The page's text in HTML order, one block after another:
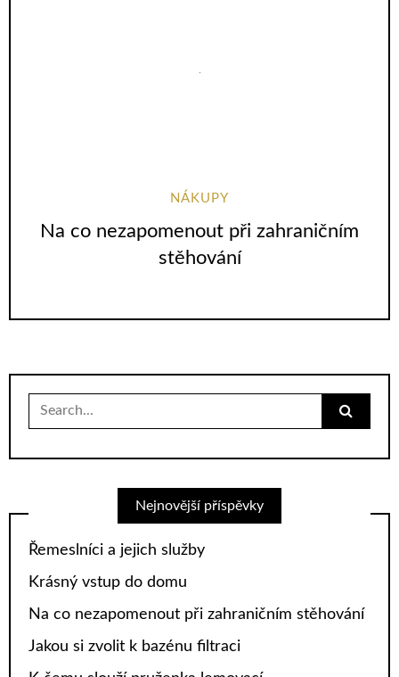
NÁKUPY
Na co nezapomenout při zahraničním
stěhování
Search
Nejnovější příspěvky
Řemeslníci a jejich služby
Krásný vstup do domu
Na co nezapomenout při zahraničním stěhování
Jakou si zvolit k bazénu filtraci